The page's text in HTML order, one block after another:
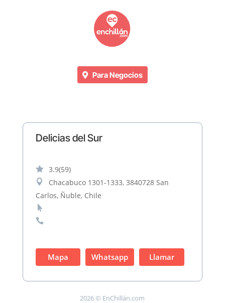
Para Negocios
Delicias del Sur
 3.9(59)

Chacabuco 1301-1333, 3840728 San
Carlos, Ñuble, Chile


Mapa Whatsapp Llamar
2026 © EnChillán.com